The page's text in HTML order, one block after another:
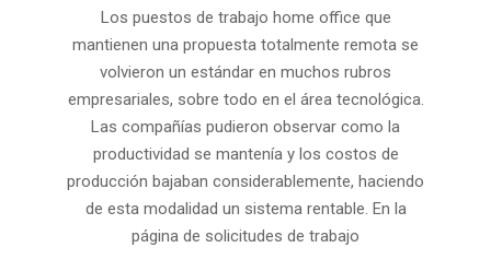
Los puestos de trabajo home office que
mantienen una propuesta totalmente remota se
volvieron un estándar en muchos rubros
empresariales, sobre todo en el área tecnológica.
Las compañías pudieron observar como la
productividad se mantenía y los costos de
producción bajaban considerablemente, haciendo
de esta modalidad un sistema rentable. En la
página de solicitudes de trabajo